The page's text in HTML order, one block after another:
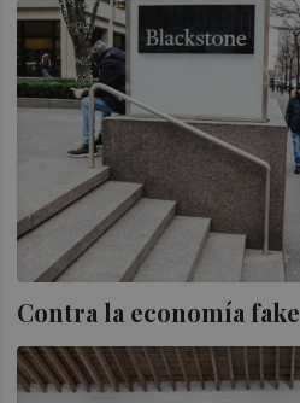
Contra la economía fake